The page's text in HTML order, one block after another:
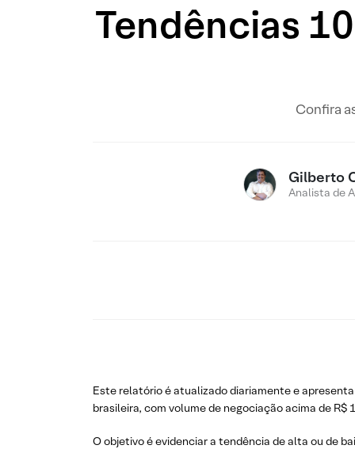
Tendências
Confira
Gilberto
Analista de
Este relatório é atualizado diariamente e
brasileira, com volume de negociação acima de R$
O objetivo é evidenciar a tendência de alta ou de